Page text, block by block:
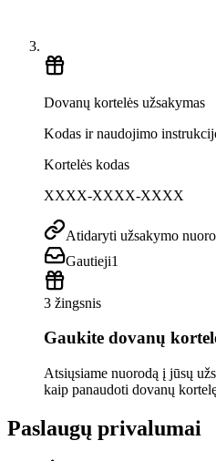
Dovanų kortelės užsakymas
Kodas ir naudojimo
Kortelės kodas
XXXX-XXXX-XXXX
Atidaryti užsakymo
Gautieji1
3 žingsnis
Gaukite dovanų
Atsiųsiame nuorodą į jūsų
kaip panaudoti dovanų
Paslaugų privalumai